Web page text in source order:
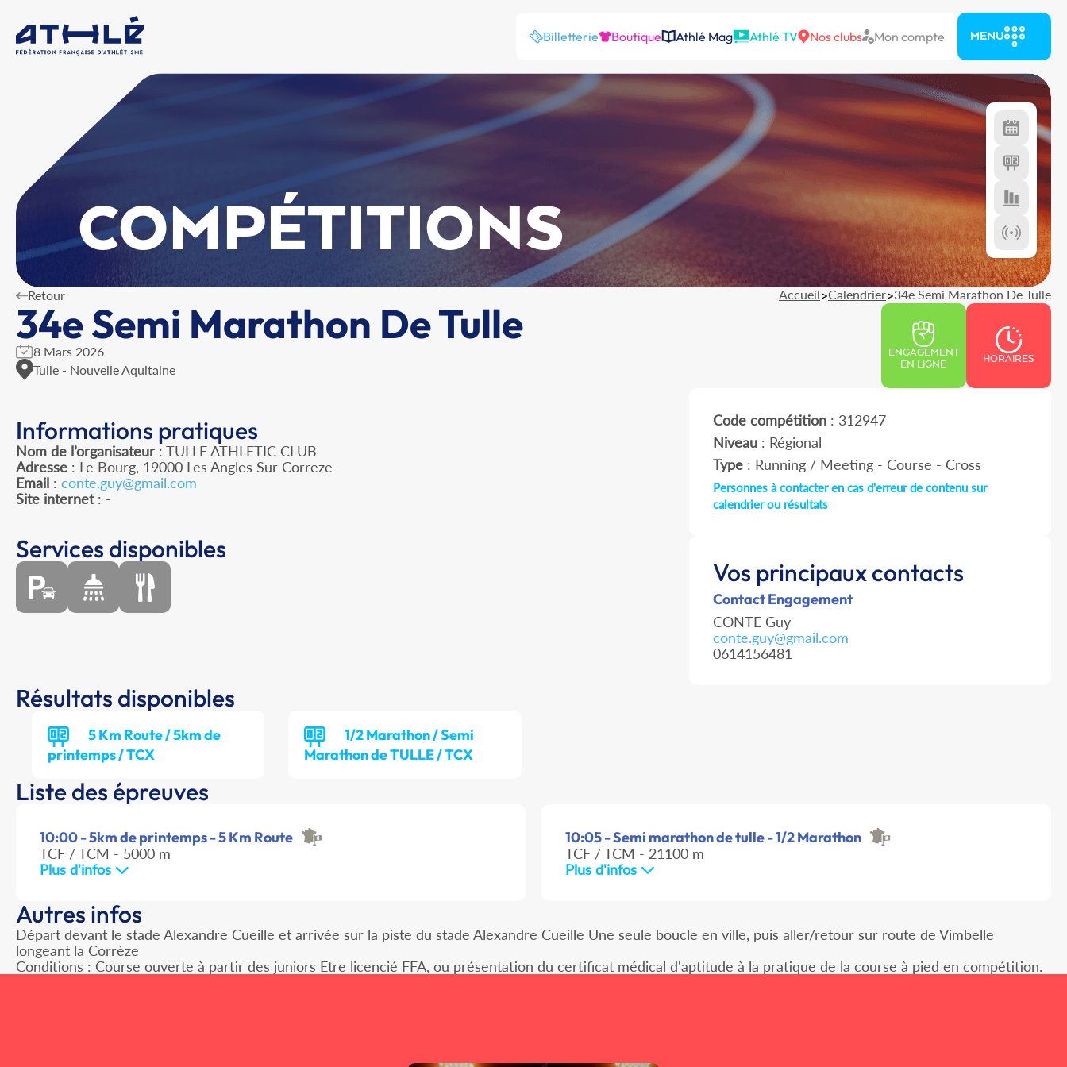
Billetterie Boutique Athlé Mag Athlé TV Nos clubs Mon compte MENU
COMPÉTITIONS
Retour Accueil>Calendrier>34e Semi Marathon De Tulle
34e Semi Marathon De Tulle
8 Mars 2026
Tulle - Nouvelle Aquitaine
ENGAGEMENT
EN LIGNE
HORAIRES
Informations pratiques
Nom de l’organisateur : TULLE ATHLETIC CLUB
Adresse : Le Bourg, 19000 Les Angles Sur Correze
Email : conte.guy@gmail.com
Site internet: -
Code compétition: 312947
Niveau: Régional
Type: Running / Meeting - Course - Cross
Personnes à contacter en cas d'erreur de contenu sur
calendrier ou résultats
Services disponibles
Vos principaux contacts
Contact Engagement
CONTE Guy
conte.guy@gmail.com
0614156481
Résultats disponibles
5 Km Route / 5km de
printemps / TCX
1/2 Marathon / Semi
Marathon de TULLE / TCX
Liste des épreuves
10:00 - 5km de printemps - 5 Km Route
TCF / TCM - 5000 m
Plus d'infos
10:05 - Semi marathon de tulle - 1/2 Marathon
TCF / TCM - 21100 m
Plus d'infos
Autres infos
Départ devant le stade Alexandre Cueille et arrivée sur la piste du stade Alexandre Cueille Une seule boucle en ville, puis aller/retour sur route de Vimbelle
longeant la Corrèze
Conditions : Course ouverte à partir des juniors Etre licencié FFA, ou présentation du certificat médical d'aptitude à la pratique de la course à pied en compétition.